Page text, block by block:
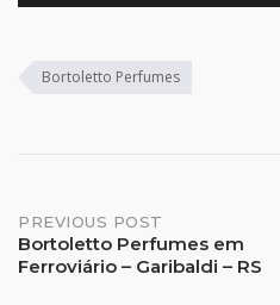
Bortoletto Perfumes
Post
navigation
PREVIOUS POST
Bortoletto Perfumes em
Ferroviário – Garibaldi – RS